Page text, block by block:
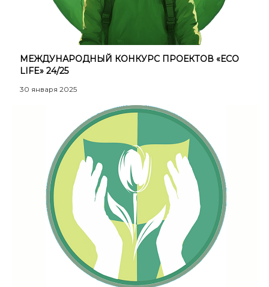
МЕЖДУНАРОДНЫЙ КОНКУРС ПРОЕКТОВ «ЕСО
LIFE» 24/25
30 января 2025